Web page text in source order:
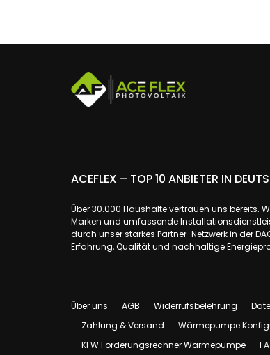
ACEFLEX – TOP 10 ANBIETER IN
Über 30.000 Haushalte vertrauen uns bereits.
Marken und umfassende
durch unser starkes Partner-Netzwerk in der
Erfahrung, Qualität und nachhaltige
Über uns AGB Widerrufsbelehrung
Zahlung & Versand
Wärmepumpe
KFW Förderungsrechner Wärmepumpe